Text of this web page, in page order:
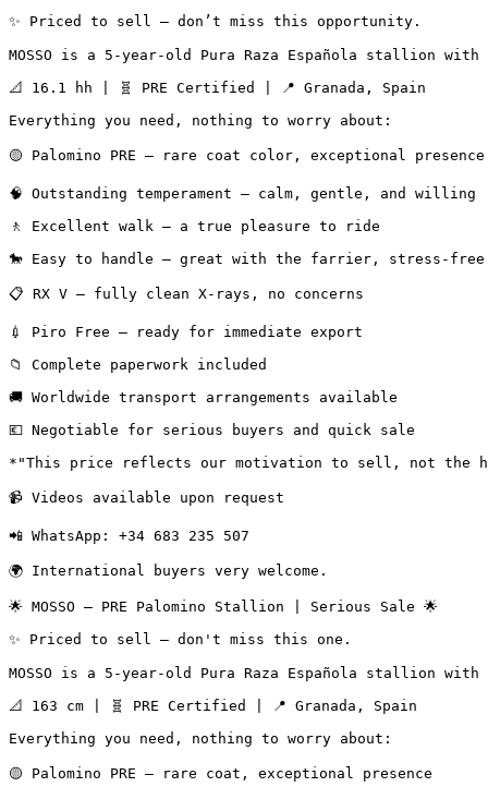
✨ Priced to sell — don’t miss this opportunity.
MOSSO is a 5-year-old Pura Raza Española stallion
📐 16.1 hh | 🧬 PRE Certified | 📍 Granada, Spain
Everything you need, nothing to worry about:
🟡 Palomino PRE — rare coat color, exceptional presence
🧠 Outstanding temperament — calm, gentle, and willing
🚶 Excellent walk — a true pleasure to ride
🐎 Easy to handle — great with the farrier, stress-free
📋 RX V — fully clean X-rays, no concerns
💉 Piro Free — ready for immediate export
📁 Complete paperwork included
🚚 Worldwide transport arrangements available
💶 Negotiable for serious buyers and quick sale
*"This price reflects our motivation to sell, not the
📹 Videos available upon request
📲 WhatsApp: +34 683 235 507
🌍 International buyers very welcome.
🌟 MOSSO — PRE Palomino Stallion | Serious Sale 🌟
✨ Priced to sell — don't miss this one.
MOSSO is a 5-year-old Pura Raza Española stallion
📐 163 cm | 🧬 PRE Certified | 📍 Granada, Spain
Everything you need, nothing to worry about:
🟡 Palomino PRE — rare coat, exceptional presence